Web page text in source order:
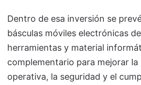
Dentro de esa inversión se
básculas móviles electrónicas
herramientas y material
complementario para mejorar la
operativa, la seguridad y el